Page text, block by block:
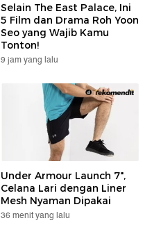
Selain The East Palace, Ini
5 Film dan Drama Roh Yoon
Seo yang Wajib Kamu
Tonton!
9 jam yang lalu
Under Armour Launch 7",
Celana Lari dengan Liner
Mesh Nyaman Dipakai
36 menit yang lalu